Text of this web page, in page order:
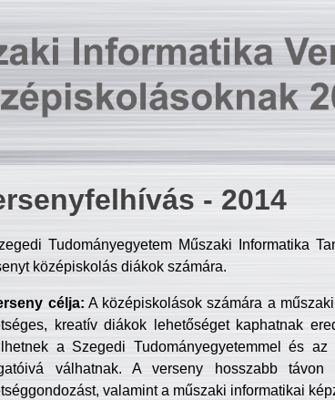
- 2014
Tudományegyetem Műszaki Informatika
középiskolás diákok számára.
célja: A középiskolások számára a
kreatív diákok lehetőséget kaphatnak
a Szegedi Tudományegyetemmel és
válhatnak. A verseny hosszabb
valamint a műszaki informatikai